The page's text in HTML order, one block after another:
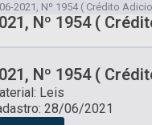
2021, Nº 1954 ( Crédito
Nº 1954 (
Nº 1954 (
Leis
28/06/2021